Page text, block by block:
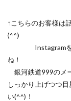
↑こちらのお客様は
Instagramを良
銀河鉄道999のメ
しっかり上げつつ
い(^^)！